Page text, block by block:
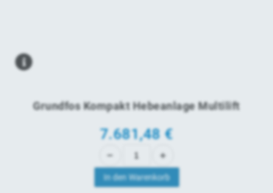
Grundfos Kompakt Hebeanlage Multilift
7.681,48€
In den Warenkorb